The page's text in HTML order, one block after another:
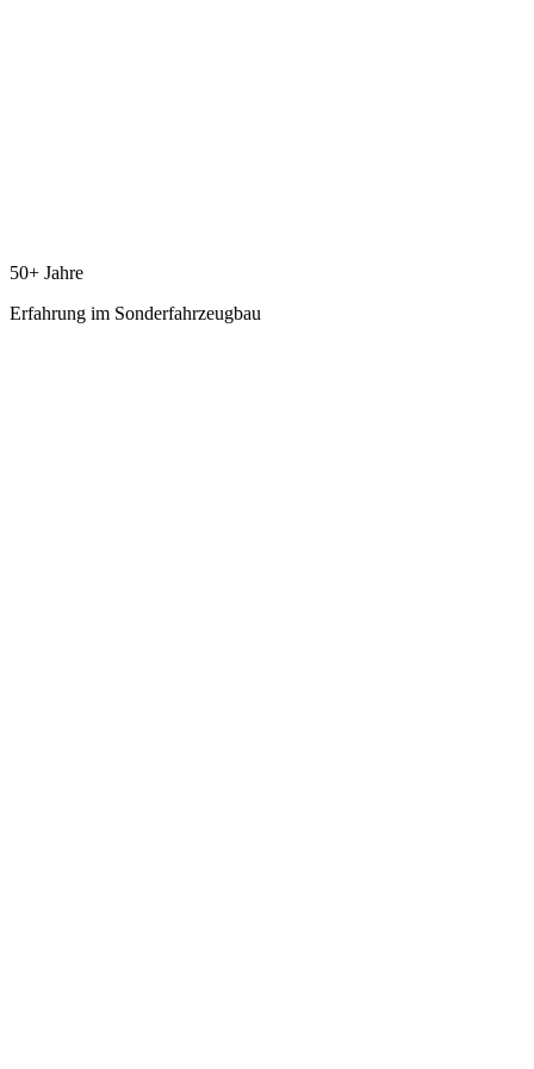
50+ Jahre
Erfahrung im Sonderfahrzeugbau